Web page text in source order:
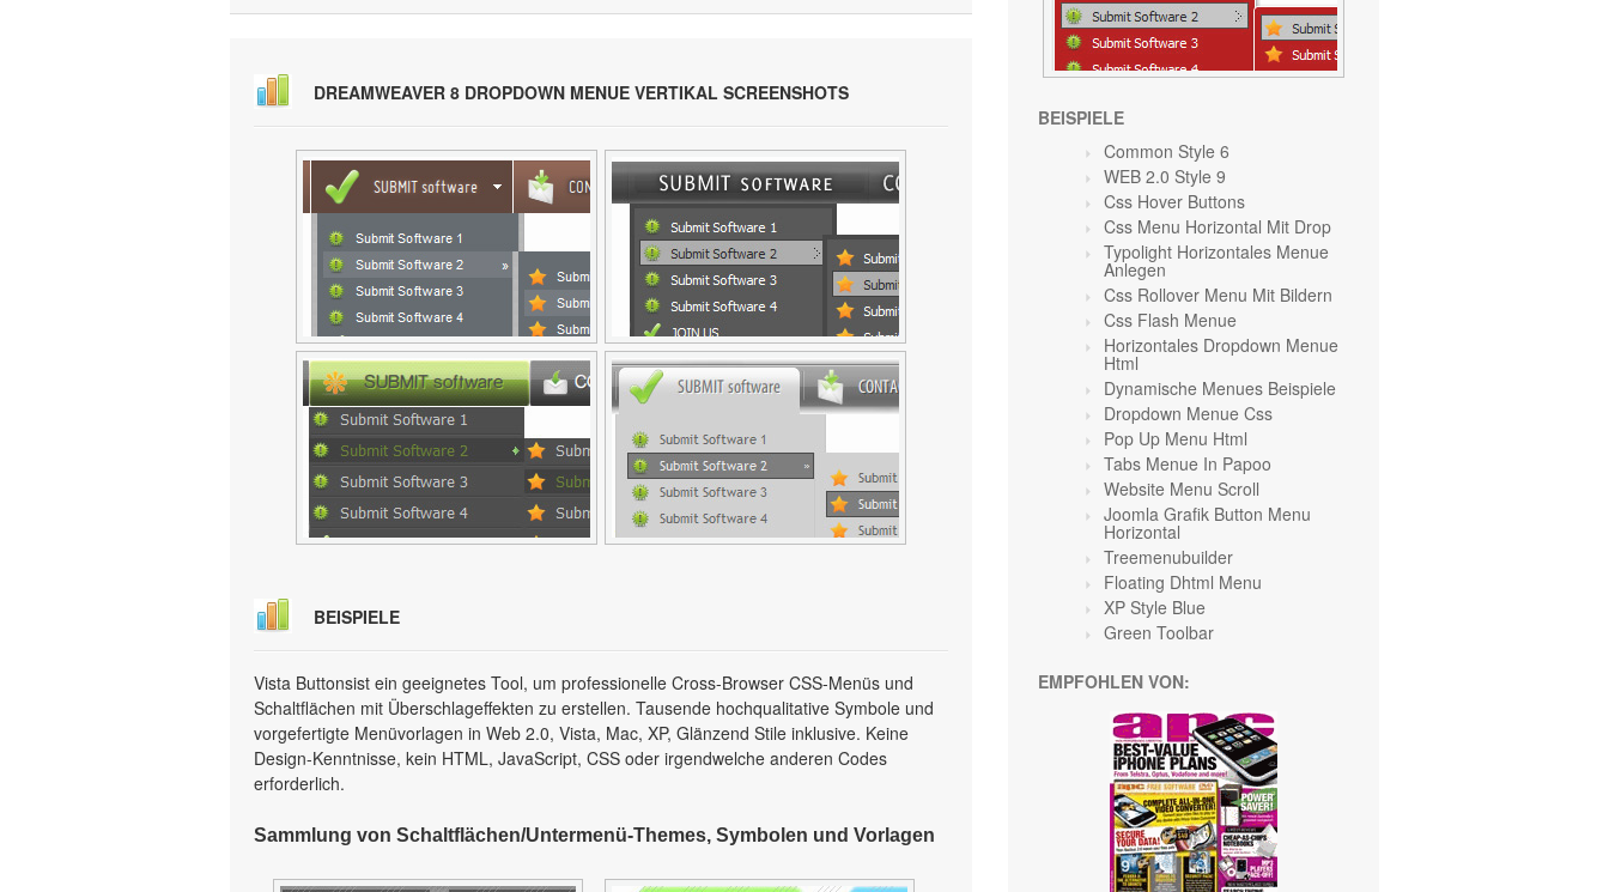
DREAMWEAVER 8 DROPDOWN MENUE VERTIKAL SCREENSHOTS
BEISPIELE
Vista Buttonsist ein geeignetes Tool, um professionelle Cross-Browser CSS-Menüs und
Schaltflächen mit Überschlageffekten zu erstellen. Tausende hochqualitative Symbole und
vorgefertigte Menüvorlagen in Web 2.0, Vista, Mac, XP, Glänzend Stile inklusive. Keine
Design-Kenntnisse, kein HTML, JavaScript, CSS oder irgendwelche anderen Codes
erforderlich.
Sammlung von Schaltflächen/Untermenü-Themes, Symbolen und Vorlagen
BEISPIELE
Common Style 6
WEB 2.0 Style 9
Css Hover Buttons
Css Menu Horizontal Mit Drop
Typolight Horizontales Menue
Anlegen
Css Rollover Menu Mit Bildern
Css Flash Menue
Horizontales Dropdown Menue
Html
Dynamische Menues Beispiele
Dropdown Menue Css
Pop Up Menu Html
Tabs Menue In Papoo
Website Menu Scroll
Joomla Grafik Button Menu
Horizontal
Treemenubuilder
Floating Dhtml Menu
XP Style Blue
Green Toolbar
EMPFOHLEN VON: